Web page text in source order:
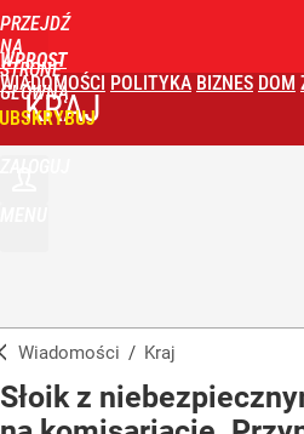
PRZEJDŹ
NA
STRONĘ
GŁÓWNĄ
WPROST
WIADOMOŚCI POLITYKA BIZNES DOM
KRAJ
Wiadomości / Kraj
Słoik z